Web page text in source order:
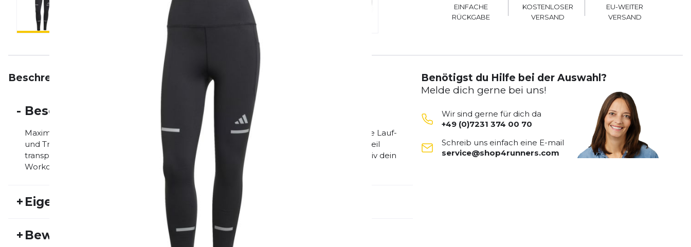
EINFACHE
RÜCKGABE
KOSTENLOSER
VERSAND
EU-WEITER
VERSAND
Beschreibung Bewertungen
- Beschreibung
Maximale Performance trifft auf hohen Tragekomfort: Die adi365 Tight ist eine funktionale Lauf-
und Trainingstight mit unterstützendem Sitz. Das atmungsaktive Material mit Stretch-Anteil
transportiert Feuchtigkeit effektiv ab und sorgt für ein trockenes Gefühl – egal, wie intensiv dein
Workout ist.
+ Eigenschaften
ADIDAS25HW20051 Fremdartikelnummer:
Geschlecht:
Damen Aktivitätstyp:
+ Bewertungen
Benötigst du Hilfe bei der Auswahl?
Melde dich gerne bei uns!
Wir sind gerne für dich da
+49 (0)7231 374 00 70
Schreib uns einfach eine E-mail
service@shop4runners.com